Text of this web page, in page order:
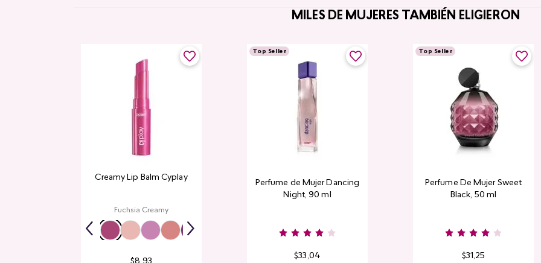
MILES DE MUJERES TAMBIÉN ELIGIERON
Creamy Lip Balm Cyplay
Fuchsia Creamy
Top Seller
Perfume de Mujer Dancing
Night, 90 ml
$33 ,04
Top Seller
Perfume De Mujer Sweet
Black, 50 ml
$31,25
Burgundy
Rose